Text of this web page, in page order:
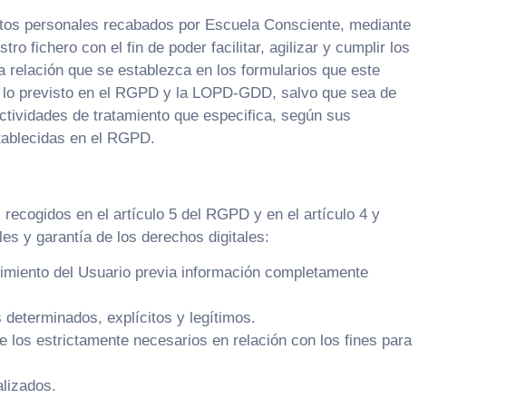
personales recabados por Escuela Consciente, mediante
fichero con el fin de poder facilitar, agilizar y cumplir los
que se establezca en los formularios que este
previsto en el RGPD y la LOPD-GDD, salvo que sea de
de tratamiento que especifica, según sus
en el RGPD.
en el artículo 5 del RGPD y en el artículo 4 y
y garantía de los derechos digitales:
del Usuario previa información completamente
explícitos y legítimos.
los estrictamente necesarios en relación con los fines para